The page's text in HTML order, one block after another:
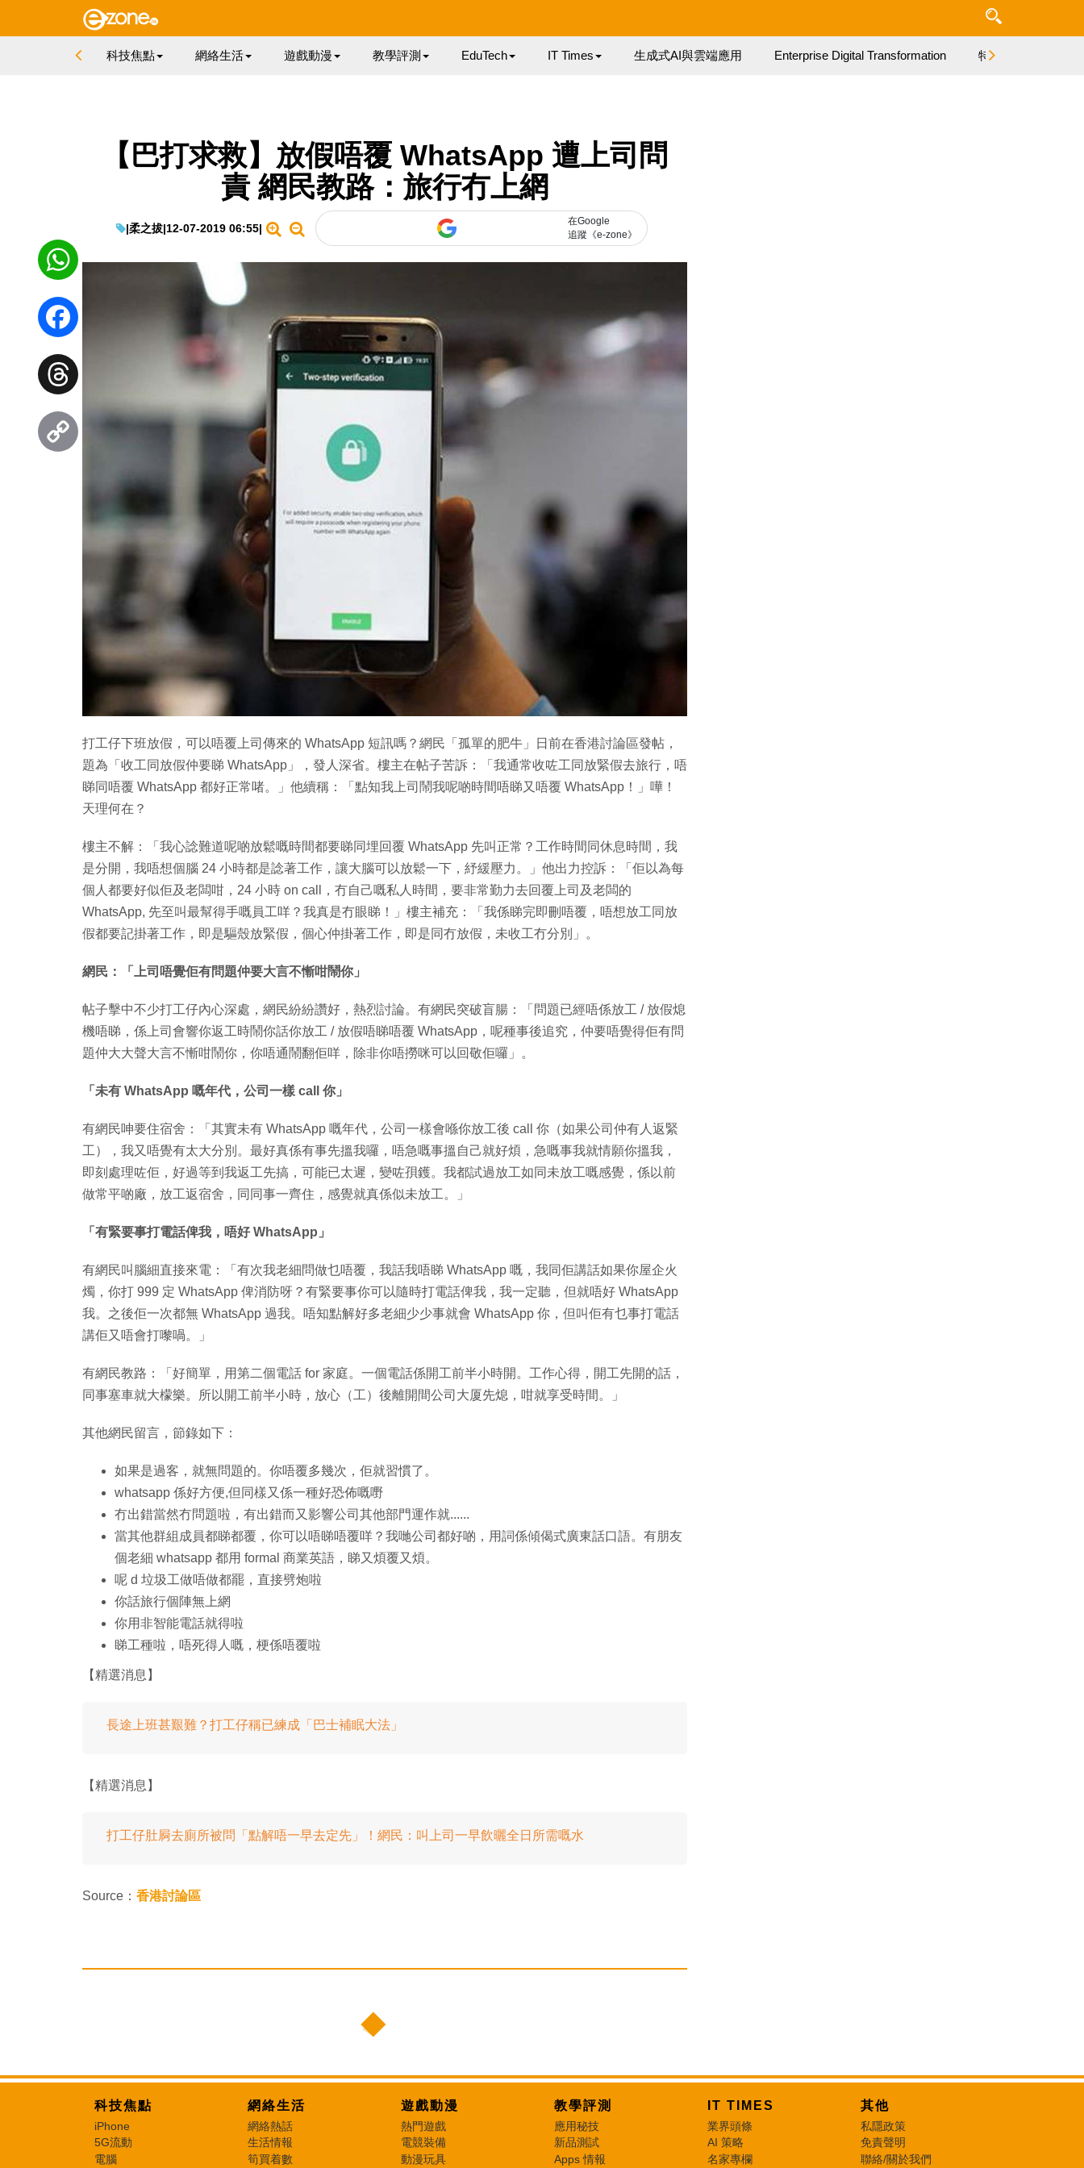
科技焦點 網絡生活 遊戲動漫 教學評測 EduTech IT Times 生成式AI與雲端應用 Enterprise Digital Transformation 特集
【巴打求救】放假唔覆 WhatsApp 遭上司問
責 網民教路：旅行冇上網
|柔之拔|12-07-2019 06:55|
在Google
追蹤《e-zone》
打工仔下班放假，可以唔覆上司傳來的 WhatsApp 短訊嗎？網民「孤單的肥牛」日前在香港討論區發帖，
題為「收工同放假仲要睇 WhatsApp」，發人深省。樓主在帖子苦訴：「我通常收咗工同放緊假去旅行，唔
睇同唔覆 WhatsApp 都好正常啫。」他續稱：「點知我上司鬧我呢啲時間唔睇又唔覆 WhatsApp！」嘩！
天理何在？
樓主不解：「我心諗難道呢啲放鬆嘅時間都要睇同埋回覆 WhatsApp 先叫正常？工作時間同休息時間，我
是分開，我唔想個腦 24 小時都是諗著工作，讓大腦可以放鬆一下，紓緩壓力。」他出力控訴：「佢以為每
個人都要好似佢及老闆咁，24 小時 on call，冇自己嘅私人時間，要非常勤力去回覆上司及老闆的
WhatsApp, 先至叫最幫得手嘅員工咩？我真是冇眼睇！」樓主補充：「我係睇完即刪唔覆，唔想放工同放
假都要記掛著工作，即是驅殼放緊假，個心仲掛著工作，即是同冇放假，未收工冇分別」。
網民：「上司唔覺佢有問題仲要大言不慚咁鬧你」
帖子擊中不少打工仔內心深處，網民紛紛讚好，熱烈討論。有網民突破盲腸：「問題已經唔係放工 / 放假熄
機唔睇，係上司會響你返工時鬧你話你放工 / 放假唔睇唔覆 WhatsApp，呢種事後追究，仲要唔覺得佢有問
題仲大大聲大言不慚咁鬧你，你唔通鬧翻佢咩，除非你唔撈咪可以回敬佢囉」。
「未有 WhatsApp 嘅年代，公司一樣 call 你」
有網民呻要住宿舍：「其實未有 WhatsApp 嘅年代，公司一樣會喺你放工後 call 你（如果公司仲有人返緊
工），我又唔覺有太大分別。最好真係有事先搵我囉，唔急嘅事搵自己就好煩，急嘅事我就情願你搵我，
即刻處理咗佢，好過等到我返工先搞，可能已太遲，變咗孭鑊。我都試過放工如同未放工嘅感覺，係以前
做常平啲廠，放工返宿舍，同同事一齊住，感覺就真係似未放工。」
「有緊要事打電話俾我，唔好 WhatsApp」
有網民叫腦細直接來電：「有次我老細問做乜唔覆，我話我唔睇 WhatsApp 嘅，我同佢講話如果你屋企火
燭，你打 999 定 WhatsApp 俾消防呀？有緊要事你可以隨時打電話俾我，我一定聽，但就唔好 WhatsApp
我。之後佢一次都無 WhatsApp 過我。唔知點解好多老細少少事就會 WhatsApp 你，但叫佢有乜事打電話
講佢又唔會打嚟喎。」
有網民教路：「好簡單，用第二個電話 for 家庭。一個電話係開工前半小時開。工作心得，開工先開的話，
同事塞車就大檬樂。所以開工前半小時，放心（工）後離開間公司大厦先熄，咁就享受時間。」
其他網民留言，節錄如下：
如果是過客，就無問題的。你唔覆多幾次，佢就習慣了。
whatsapp 係好方便,但同樣又係一種好恐佈嘅嘢
冇出錯當然冇問題啦，有出錯而又影響公司其他部門運作就......
當其他群組成員都睇都覆，你可以唔睇唔覆咩？我哋公司都好啲，用詞係傾偈式廣東話口語。有朋友
個老細 whatsapp 都用 formal 商業英語，睇又煩覆又煩。
呢 d 垃圾工做唔做都罷，直接劈炮啦
你話旅行個陣無上網
你用非智能電話就得啦
睇工種啦，唔死得人嘅，梗係唔覆啦
【精選消息】
長途上班甚艱難？打工仔稱已練成「巴士補眠大法」
【精選消息】
打工仔肚屙去廁所被問「點解唔一早去定先」！網民：叫上司一早飲曬全日所需嘅水
Source： 香港討論區
WhatsApp
Facebook
Threads
科技焦點
iPhone
5G流動
電腦
網絡生活
網絡熱話
生活情報
筍買着數
遊戲動漫
熱門遊戲
電競裝備
動漫玩具
教學評測
應用秘技
新品測試
Apps 情報
IT TIMES
業界頭條
AI 策略
名家專欄
其他
私隱政策
免責聲明
聯絡/關於我們